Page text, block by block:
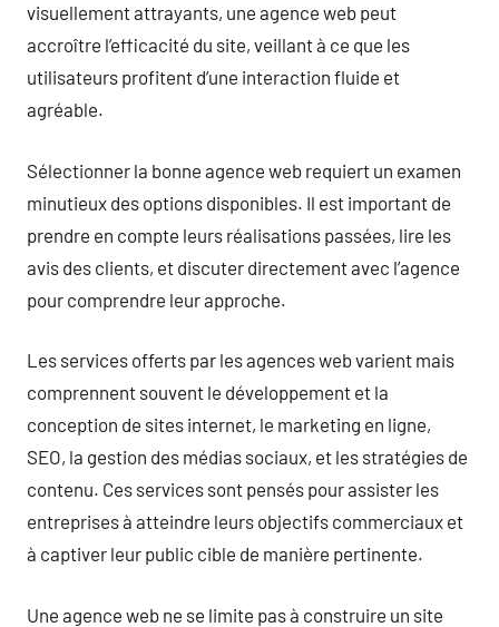
visuellement attrayants, une agence web peut
accroître l’efficacité du site, veillant à ce que les
utilisateurs profitent d’une interaction fluide et
agréable.
Sélectionner la bonne agence web requiert un examen
minutieux des options disponibles. Il est important de
prendre en compte leurs réalisations passées, lire les
avis des clients, et discuter directement avec l’agence
pour comprendre leur approche.
Les services offerts par les agences web varient mais
comprennent souvent le développement et la
conception de sites internet, le marketing en ligne,
SEO, la gestion des médias sociaux, et les stratégies de
contenu. Ces services sont pensés pour assister les
entreprises à atteindre leurs objectifs commerciaux et
à captiver leur public cible de manière pertinente.
Une agence web ne se limite pas à construire un site